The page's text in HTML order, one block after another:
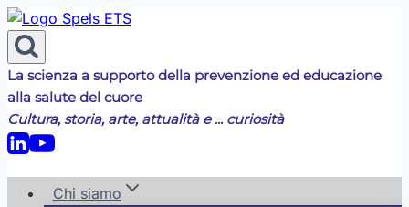
Salta
al
contenuto
La scienza a supporto della prevenzione ed educazione
alla salute del cuore
Cultura, storia, arte, attualità e ... curiosità
Chi siamo